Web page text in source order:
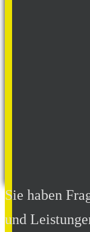
Sie haben
und